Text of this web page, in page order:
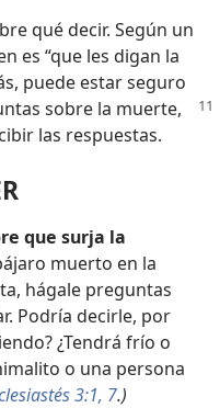
qué decir. Según un
es “que les digan la
puede estar seguro
sobre la muerte,
las respuestas.
que surja la
muerto en la
hágale preguntas
Podría decirle, por
¿Tendrá frío o
o una persona
3:1, 7.)